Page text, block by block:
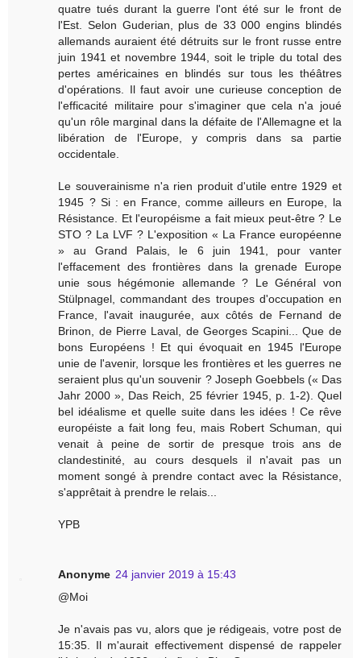
quatre tués durant la guerre l'ont été sur le front de
l'Est. Selon Guderian, plus de 33 000 engins blindés
allemands auraient été détruits sur le front russe entre
juin 1941 et novembre 1944, soit le triple du total des
pertes américaines en blindés sur tous les théâtres
d'opérations. Il faut avoir une curieuse conception de
l'efficacité militaire pour s'imaginer que cela n'a joué
qu'un rôle marginal dans la défaite de l'Allemagne et la
libération de l'Europe, y compris dans sa partie
occidentale.
Le souverainisme n'a rien produit d'utile entre 1929 et
1945 ? Si : en France, comme ailleurs en Europe, la
Résistance. Et l'européisme a fait mieux peut-être ? Le
STO ? La LVF ? L'exposition « La France européenne
» au Grand Palais, le 6 juin 1941, pour vanter
l'effacement des frontières dans la grenade Europe
unie sous hégémonie allemande ? Le Général von
Stülpnagel, commandant des troupes d'occupation en
France, l'avait inaugurée, aux côtés de Fernand de
Brinon, de Pierre Laval, de Georges Scapini... Que de
bons Européens ! Et qui évoquait en 1945 l'Europe
unie de l'avenir, lorsque les frontières et les guerres ne
seraient plus qu'un souvenir ? Joseph Goebbels (« Das
Jahr 2000 », Das Reich, 25 février 1945, p. 1-2). Quel
bel idéalisme et quelle suite dans les idées ! Ce rêve
européiste a fait long feu, mais Robert Schuman, qui
venait à peine de sortir de presque trois ans de
clandestinité, au cours desquels il n'avait pas un
moment songé à prendre contact avec la Résistance,
s'apprêtait à prendre le relais...
YPB
Anonyme 24 janvier 2019 à 15:43
@Moi
Je n'avais pas vu, alors que je rédigeais, votre post de
15:35. Il m'aurait effectivement dispensé de rappeler